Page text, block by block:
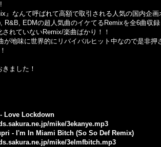
』なんて呼ばれて高額で取引される人気の国内企画
R&B, EDMの超人気曲のイケてるRemixを全6曲収
れていないRemix/楽曲ばかり！！
が地味に世界的にリバイバルヒット中なので是非押
ました！
Love Lockdown
mike/3ekanye.mp3
- I'm In Miami Bitch (So So Def Remix)
mike/3elmfbitch.mp3